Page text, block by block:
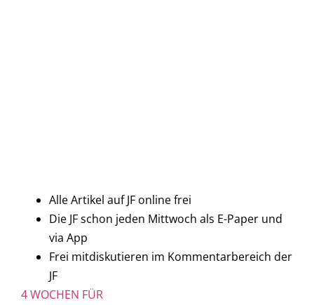
Alle Artikel auf JF online frei
Die JF schon jeden Mittwoch als E-Paper und
via App
Frei mitdiskutieren im Kommentarbereich der
JF
4 WOCHEN FÜR